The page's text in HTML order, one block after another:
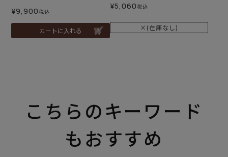
¥9,900税込
カートに入れる
¥5,060税込
×(在庫なし)
こちらのキーワード
もおすすめ